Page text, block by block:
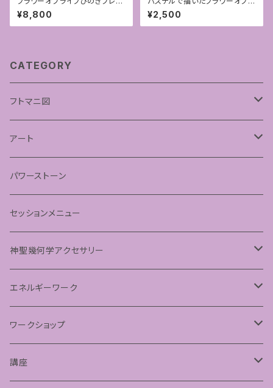
ト＋精麻の撚り紐ペンダント
¥8,800
イフ ミニアート「新緑」
¥2,500
CATEGORY
フトマニ図
あわうた
アート
神聖幾何学フラワーオブライフ
神聖幾何学シードオブライフ
パステルマンダラアート
パワーストーン
セッションメニュー
神聖幾何学アクセサリー
ペンダント
エネルギーワーク
フラーレンプロテクション
ワークショップ
神聖幾何学フラーレン
講座